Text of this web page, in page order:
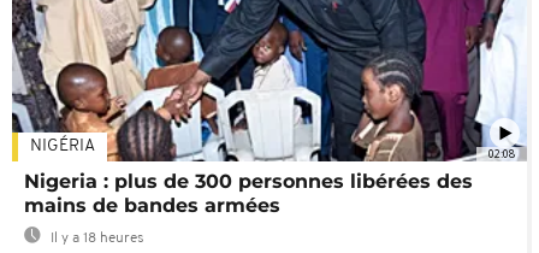
02:08
NIGÉRIA
Nigeria : plus de 300 personnes libérées des
mains de bandes armées
Il y a 18 heures